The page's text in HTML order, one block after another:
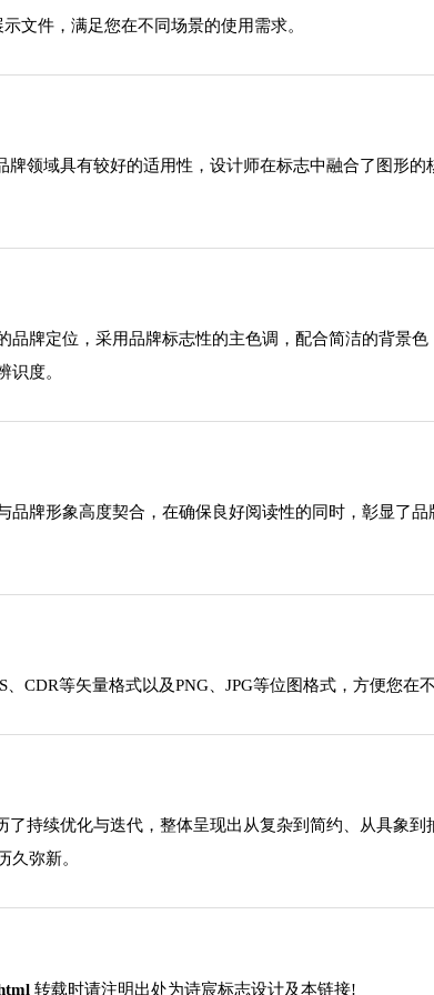
文件，满足您在不同场景的使用需求。
领域具有较好的适用性，设计师在标志中融合了图形
牌定位，采用品牌标志性的主色调，配合简洁的背景
识度。
牌形象高度契合，在确保良好阅读性的同时，彰显了
CDR等矢量格式以及PNG、JPG等位图格式，方便您在
持续优化与迭代，整体呈现出从复杂到简约、从具象
久弥新。
转载时请注明出处为诗宸标志设计及本链接!